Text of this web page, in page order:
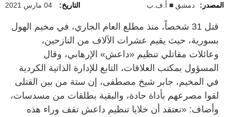
المصدر: دمشق ■ أ.ف.ب التاريخ: 04 مارس 2021
قتل 31 شخصاً، منذ مطلع العام الجاري، في مخيم الهول
بسورية، حيث يقيم عشرات الآلاف من النازحين،
وعائلات مقاتلي تنظيم «داعش» الإرهابي، وقال
المسؤول بمكتب العلاقات، التابع للإدارة الذاتية الكردية
في المخيم، جابر شيخ مصطفى، إن ستة من بين القتلى
لقوا مصرعهم بأداة حادة، والبقية بطلقات من مسدسات،
وأضاف: «نعتقد أن خلايا تنظيم داعش تقف وراء هذه